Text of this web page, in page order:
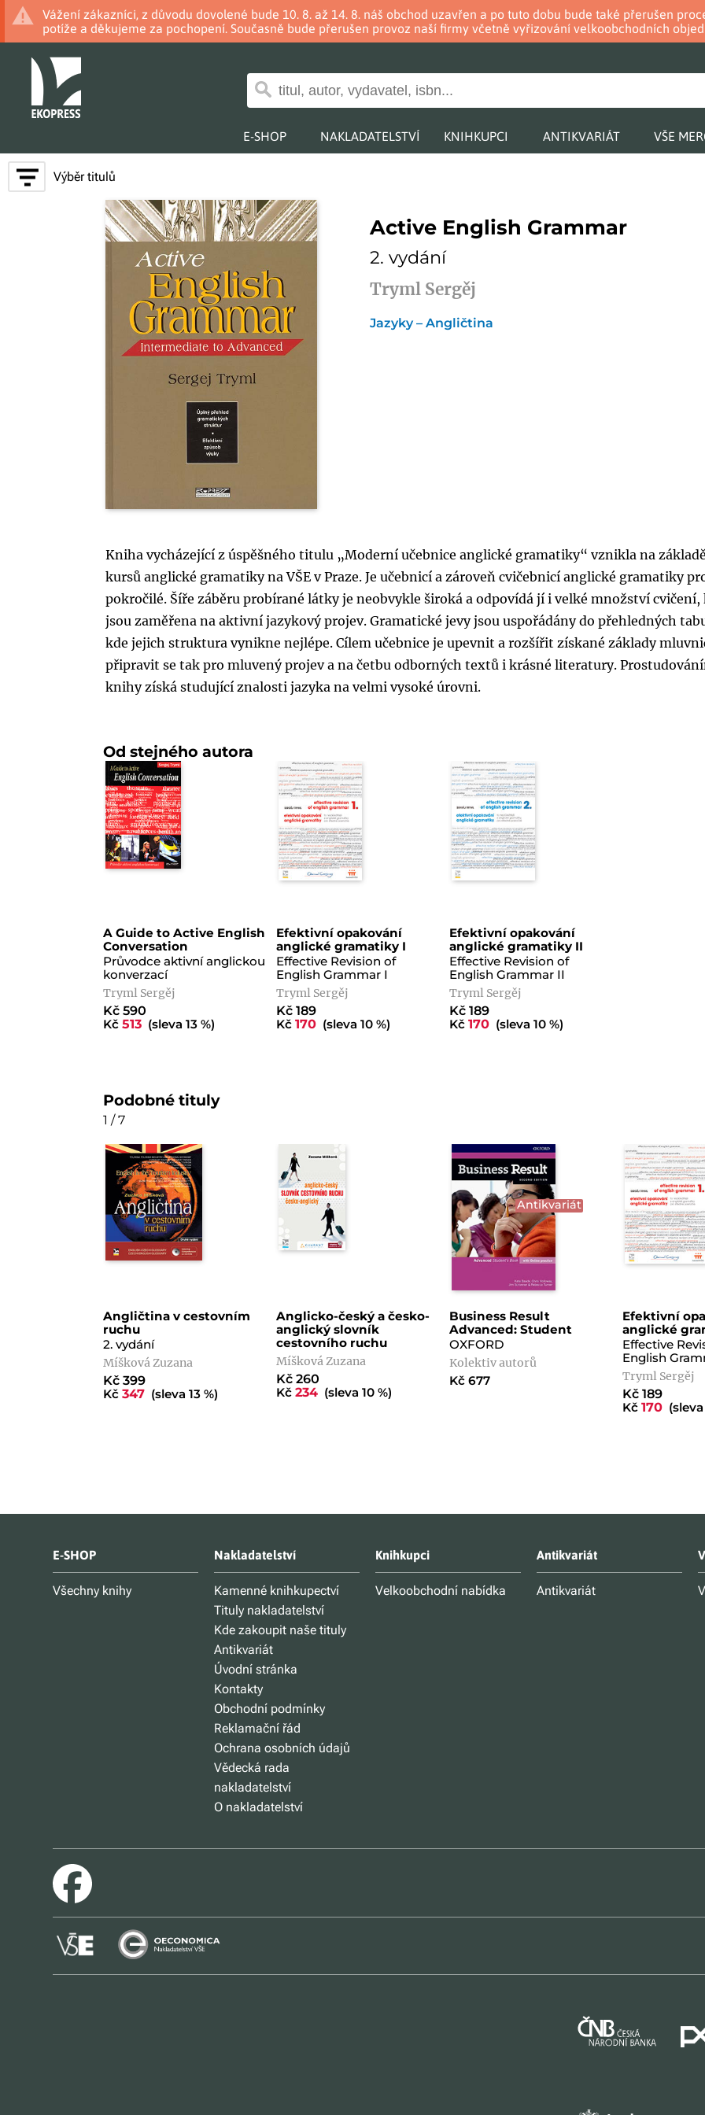
Vážení zákazníci, z důvodu dovolené bude 10. 8. až 14. 8. náš obchod uzavřen a po tuto dobu bude také přerušen
potíže a děkujeme za pochopení. Současně bude přerušen provoz naší firmy včetně vyřizování velkoobchodních
E-SHOP NAKLADATELSTVÍ KNIHKUPCI ANTIKVARIÁT VŠE
Výběr titulů
Active English Grammar
2. vydání
Tryml Sergěj
Jazyky – Angličtina
Kniha vycházející z úspěšného titulu „Moderní učebnice anglické gramatiky“ vznikla na základě
kursů anglické gramatiky na VŠE v Praze. Je učebnicí a zároveň cvičebnicí anglické gramatiky
pokročilé. Šíře záběru probírané látky je neobvykle široká a odpovídá jí i velké množství cvičení,
jsou zaměřena na aktivní jazykový projev. Gramatické jevy jsou uspořádány do přehledných
kde jejich struktura vynikne nejlépe. Cílem učebnice je upevnit a rozšířit získané základy
připravit se tak pro mluvený projev a na četbu odborných textů i krásné literatury.
knihy získá studující znalosti jazyka na velmi vysoké úrovni.
Od stejného autora
A Guide to Active English
Conversation
Průvodce aktivní anglickou
konverzací
Tryml Sergěj
Kč 590
Kč513 (sleva 13 %)
Efektivní opakování
anglické gramatiky I
Effective Revision of
English Grammar I
Tryml Sergěj
Kč 189
Kč170 (sleva 10 %)
Efektivní opakování
anglické gramatiky II
Effective Revision of
English Grammar II
Tryml Sergěj
Kč 189
Kč170 (sleva 10 %)
Podobné tituly
1 / 7
Angličtina v cestovním
ruchu
2. vydání
Míšková Zuzana
Kč 399
Kč347 (sleva 13 %)
Anglicko-český a česko-
anglický slovník
cestovního ruchu
Míšková Zuzana
Kč 260
Kč234 (sleva 10 %)
Antikvariát
Business Result
Advanced: Student
OXFORD
Kolektiv autorů
Kč 677
Efektivní
anglické
Effective
English
Tryml Sergěj
Kč 189
Kč170 (sleva
E-SHOP
Všechny knihy
Nakladatelství
Kamenné knihkupectví
Tituly nakladatelství
Kde zakoupit naše tituly
Antikvariát
Úvodní stránka
Kontakty
Obchodní podmínky
Reklamační řád
Ochrana osobních údajů
Vědecká rada
nakladatelství
O nakladatelství
Knihkupci
Velkoobchodní nabídka
Antikvariát
Antikvariát